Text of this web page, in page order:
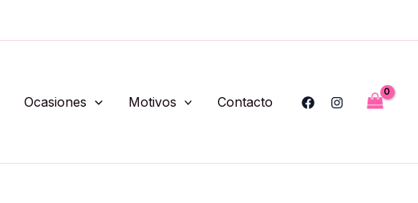
Ocasiones Motivos Contacto